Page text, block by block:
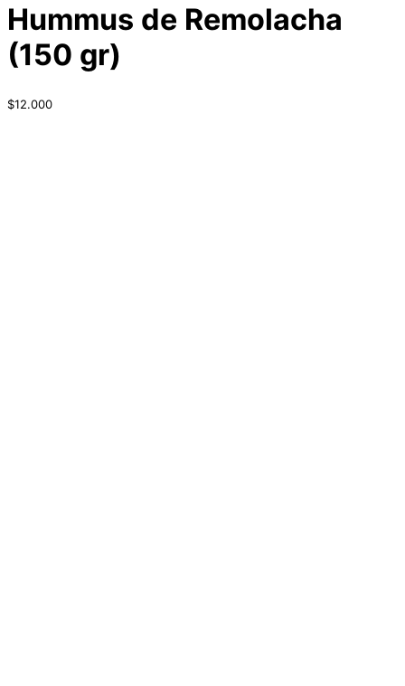
Hummus de Remolacha
(150 gr)
$12.000